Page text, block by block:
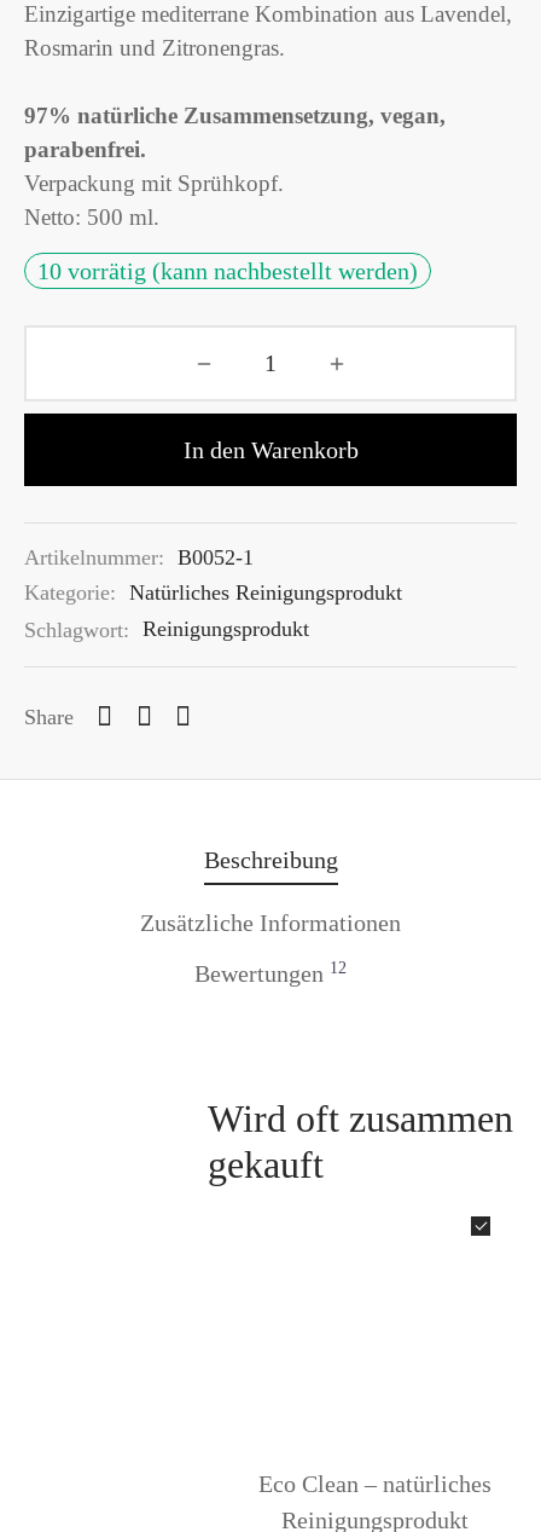
Einzigartige mediterrane Kombination aus Lavendel,
Rosmarin und Zitronengras.
97% natürliche Zusammensetzung, vegan,
parabenfrei.
Verpackung mit Sprühkopf.
Netto: 500 ml.
10 vorrätig (kann nachbestellt werden)
In den Warenkorb
Artikelnummer: B0052-1
Kategorie: Natürliches Reinigungsprodukt
Schlagwort: Reinigungsprodukt
Share
Beschreibung
Zusätzliche Informationen
Bewertungen 12
Wird oft zusammen
gekauft
Eco Clean – natürliches
Reinigungsprodukt